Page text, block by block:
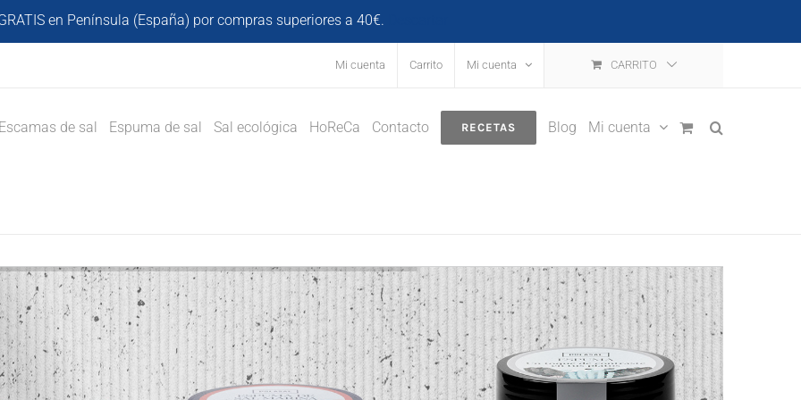
en Península (España) por compras superiores a 40€.
Mi cuenta Carrito Mi cuenta CARRITO
Escamas de sal Espuma de sal Sal ecológica HoReCa Contacto RECETAS Blog Mi cuenta